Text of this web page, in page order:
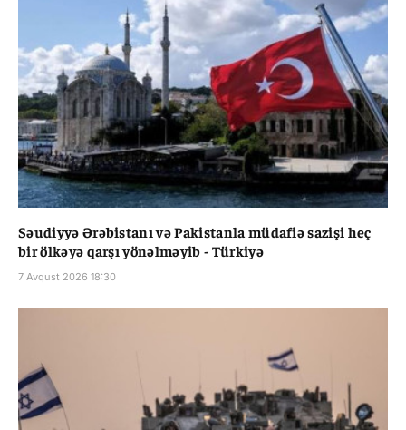
Səudiyyə Ərəbistanı və Pakistanla müdafiə sazişi heç
bir ölkəyə qarşı yönəlməyib - Türkiyə
7 Avqust 2026 18:30